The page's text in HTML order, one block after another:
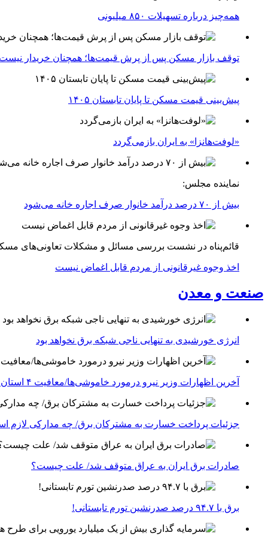
همه‌چیز درباره تسهیلات ۸۵۰ میلیونی
توقف بازار مسکن پس از پرش قیمت‌ها؛ همچنان خریدار
پیش‌بینی قیمت مسکن تا پایان تابستان ۱۴۰۵
«لوفت‌هانزا» به ایران بازمی‌گردد
نماینده مجلس:
بیش از ۷۰ درصد درآمد خانوار صرف اجاره خانه می‌شود
قائم‌پناه در نشست بررسی مسائل و مشکلات تعاونی‌های
اخذ وجوه غیرقانونی از مردم قابل اغماض نیست
صنعت و معدن
انرژی خورشیدی به تنهایی ناجی شبکه برق نخواهد بود
آخرین اظهارات وزیر نیرو درمورد خاموشی‌ها/معافیت ۴ استان جنوبی درگیر جنگ از قطعی برق
جزئیات پرداخت خسارت به مشترکان برق/ چه مدارکی لازم
صادرات برق ایران به عراق متوقف شد/ علت چیست؟
برق با ۹۴.۷ درصد صدرنشین تورم تابستانی!